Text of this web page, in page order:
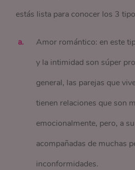
estás lista para conocer los 3
Amor romántico: en este
y la intimidad son súper
general, las parejas que
tienen relaciones que son
emocionalmente, pero, a
acompañadas de muchas
inconformidades.